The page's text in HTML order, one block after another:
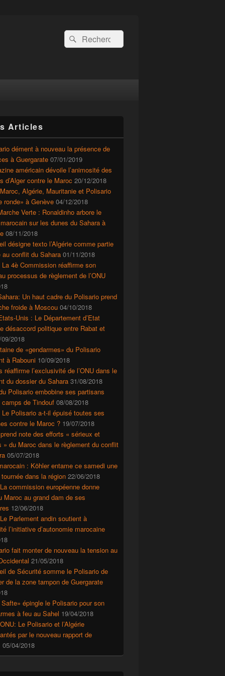
Recherche :
Rechercher
Articles
dément à nouveau la présence de
à Guergarate 07/01/2019
américain dévoile l’animosité des
d’Alger contre le Maroc 20/12/2018
Algérie, Mauritanie et Polisario
ronde» à Genève 04/12/2018
Verte : Ronaldinho arbore le
sur les dunes du Sahara à
08/11/2018
désigne texto l’Algérie comme partie
au conflit du Sahara 01/11/2018
4è Commission réaffirme son
processus de règlement de l’ONU
Un haut cadre du Polisario prend
froide à Moscou 04/10/2018
Unis : Le Département d’Etat
désaccord politique entre Rabat et
2018
de «gendarmes» du Polisario
à Rabouni 10/09/2018
réaffirme l’exclusivité de l’ONU dans le
du dossier du Sahara 31/08/2018
Polisario embobine ses partisans
de Tindouf 08/08/2018
Polisario a-t-il épuisé toutes ses
contre le Maroc ? 19/07/2018
note des efforts « sérieux et
» du Maroc dans le règlement du conflit
05/07/2018
: Köhler entame ce samedi une
dans la région 22/06/2018
commission européenne donne
Maroc au grand dam de ses
12/06/2018
Parlement andin soutient à
l’initiative d’autonomie marocaine
fait monter de nouveau la tension au
21/05/2018
de Sécurité somme le Polisario de
de la zone tampon de Guergarate
épingle le Polisario pour son
à feu au Sahel 19/04/2018
Le Polisario et l’Algérie
par le nouveau rapport de
05/04/2018